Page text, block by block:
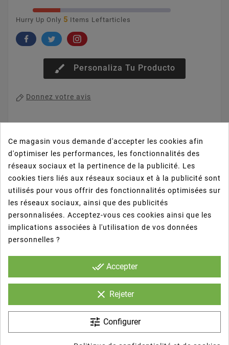
Hurry Up Only 5 Items Leftarticles
brush Personaliza Tu Producto
Donnez votre avis
La description
- Medidas ENVASE SIN DIVISIÓN (cm): 25,5 x
18,9 x 4,5 altura envase + 2 altura tapa
- Medidas ENVASE 2 DIVISIONES (cm): 25,5 x
18,9 x 4,5 altura envase + 2 altura tapa
Ce magasin vous demande d'accepter les cookies afin
d'optimiser les performances, les fonctionnalités des
réseaux sociaux et la pertinence de la publicité. Les
cookies tiers liés aux réseaux sociaux et à la publicité sont
utilisés pour vous offrir des fonctionnalités optimisées sur
les réseaux sociaux, ainsi que des publicités
personnalisées. Acceptez-vous ces cookies ainsi que les
implications associées à l'utilisation de vos données
personnelles ?
done_all Accepter
clear Rejeter
tune Configurer